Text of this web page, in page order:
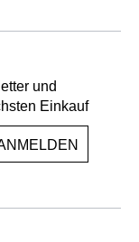
und
Einkauf